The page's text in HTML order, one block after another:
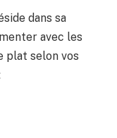
dans sa
avec les
plat selon vos